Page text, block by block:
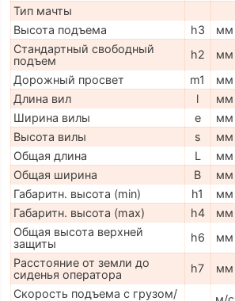
Тип мачты
Высота подъема
h3 мм
Стандартный свободный
подъем
h2 мм
Дорожный просвет
m1 мм
Длина вил
l мм
Ширина вилы
e мм
Высота вилы
s мм
Общая длина
L мм
Общая ширина
B мм
Габаритн. высота (min)
h1 мм
Габаритн. высота (max)
h4 мм
Общая высота верхней
защиты
h6 мм
Расстояние от земли до
сиденья оператора
h7 мм
Скорость подъема с грузом/